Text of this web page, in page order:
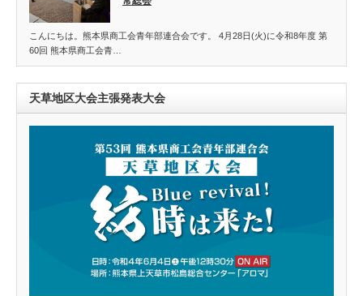
こんにちは。熊本県商工会青年部連合会です。 4月28日(火)に令和8年度 第
60回 熊本県商工会青…
天草地区大会主張発表大会